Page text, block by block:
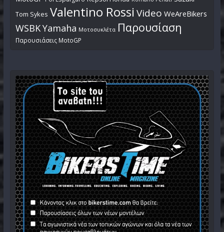
Tom Sykes Valentino Rossi Video WeAreBikers
WSBKYamaha Μοτοσυκλέτα Παρουσίαση
Παρουσιάσεις MotoGP